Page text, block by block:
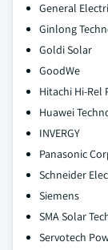
General
Ginlong
Goldi Solar
GoodWe
Hitachi Hi-Rel
Huawei
INVERGY
Panasonic
Schneider
Siemens
SMA Solar
Servotech